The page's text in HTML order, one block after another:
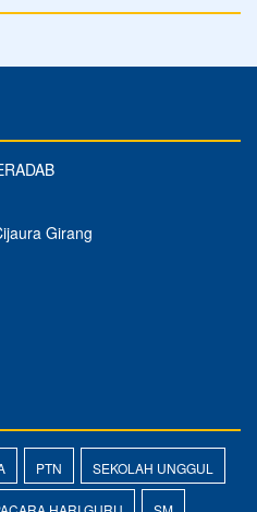
Girang
PTN SEKOLAH UNGGUL